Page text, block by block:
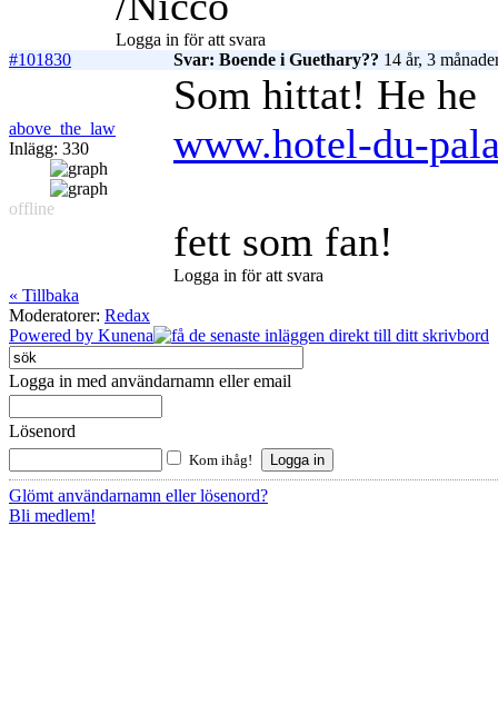
Logga in för att svara
#101830
Svar: Boende i Guethary?? 14 år, 3
above_the_law
Inlägg: 330
offline
Som hittat! He he
www.hotel-du-
fett som fan!
Logga in för att svara
« Tillbaka
Moderatorer: Redax
Powered by Kunena
Logga in med användarnamn eller email
Lösenord
Kom ihåg!
Glömt användarnamn eller lösenord?
Bli medlem!